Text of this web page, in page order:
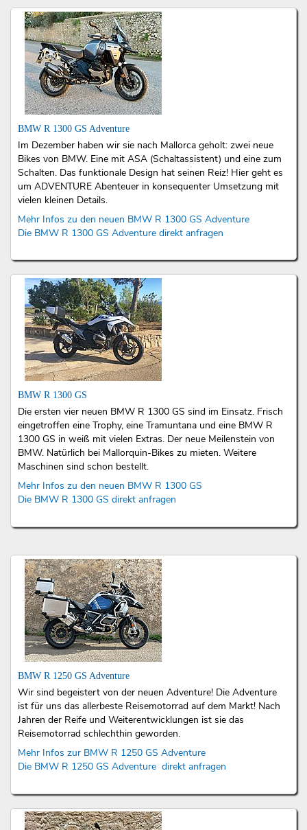
BMW R 1300 GS Adventure
Im Dezember haben wir sie nach Mallorca geholt: zwei neue
Bikes von BMW. Eine mit ASA (Schaltassistent) und eine zum
Schalten. Das funktionale Design hat seinen Reiz! Hier geht es
um ADVENTURE Abenteuer in konsequenter Umsetzung mit
vielen kleinen Details.
Mehr Infos zu den neuen BMW R 1300 GS Adventure
Die BMW R 1300 GS Adventure direkt anfragen
BMW R 1300 GS
Die ersten vier neuen BMW R 1300 GS sind im Einsatz. Frisch
eingetroffen eine Trophy, eine Tramuntana und eine BMW R
1300 GS in weiß mit vielen Extras. Der neue Meilenstein von
BMW. Natürlich bei Mallorquin-Bikes zu mieten. Weitere
Maschinen sind schon bestellt.
Mehr Infos zu den neuen BMW R 1300 GS
Die BMW R 1300 GS direkt anfragen
BMW R 1250 GS Adventure
Wir sind begeistert von der neuen Adventure! Die Adventure
ist für uns das allerbeste Reisemotorrad auf dem Markt! Nach
Jahren der Reife und Weiterentwicklungen ist sie das
Reisemotorrad schlechthin geworden.
Mehr Infos zur BMW R 1250 GS Adventure
Die BMW R 1250 GS Adventure direkt anfragen